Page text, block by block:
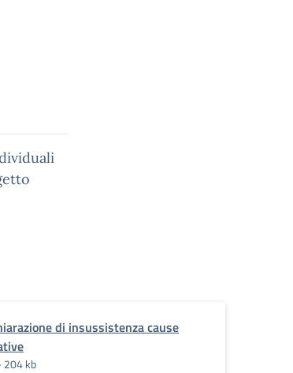
di insussistenza cause
204 kb